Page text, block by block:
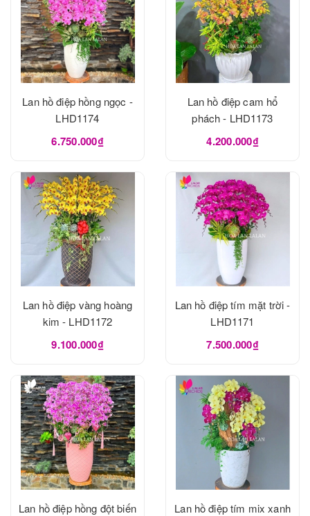
Lan hồ điệp hồng ngọc -
LHD1174
6.750.000₫
Lan hồ điệp cam hổ
phách - LHD1173
4.200.000₫
Lan hồ điệp vàng hoàng
kim - LHD1172
9.100.000₫
Lan hồ điệp tím mặt trời -
LHD1171
7.500.000₫
Lan hồ điệp hồng đột biến
Lan hồ điệp tím mix xanh